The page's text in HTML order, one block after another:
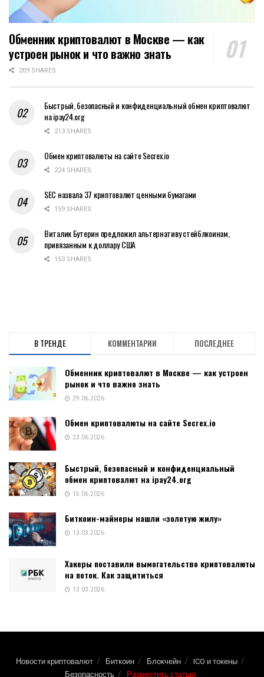
Обменник криптовалют в Москве — как
устроен рынок и что важно знать
209 SHARES
Быстрый, безопасный и конфиденциальный обмен криптовалют
на ipay24.org
213 SHARES
Обмен криптовалюты на сайте Secrex.io
224 SHARES
SEC назвала 37 криптовалют ценными бумагами
159 SHARES
Виталик Бутерин предложил альтернативу стейблкоинам,
привязанным к доллару США
153 SHARES
В ТРЕНДЕ КОММЕНТАРИИ ПОСЛЕДНЕЕ
Обменник криптовалют в Москве — как устроен
рынок и что важно знать
29.06.2026
Обмен криптовалюты на сайте Secrex.io
23.06.2026
Быстрый, безопасный и конфиденциальный
обмен криптовалют на ipay24.org
15.06.2026
Биткоин-майнеры нашли «золотую жилу»
13.03.2026
Хакеры поставили вымогательство криптовалюты
на поток. Как защититься
13.03.2026
Новости криптовалют Биткоин Блокчейн
ICO и токены
Безопасность
Разместить статью